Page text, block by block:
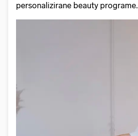
personalizirane beauty programe.